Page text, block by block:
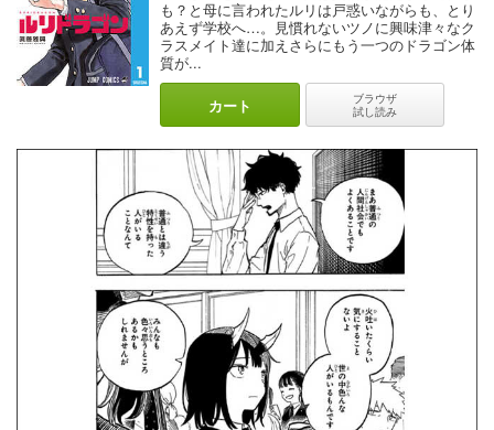
も？と母に言われたルリは戸惑いながらも、とり
あえず学校へ…。見慣れないツノに興味津々なク
ラスメイト達に加えさらにもう一つのドラゴン体
質が...
カート
ブラウザ
試し読み